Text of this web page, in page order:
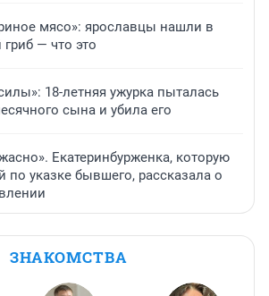
мясо»: ярославцы нашли в
— что это
18-летняя ужурка пыталась
сына и убила его
Екатеринбурженка, которую
по указке бывшего, рассказала о
ЗНАКОМСТВА